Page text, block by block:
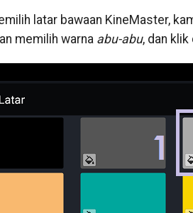
latar bawaan KineMaster,
memilih warna abu-abu, dan klik